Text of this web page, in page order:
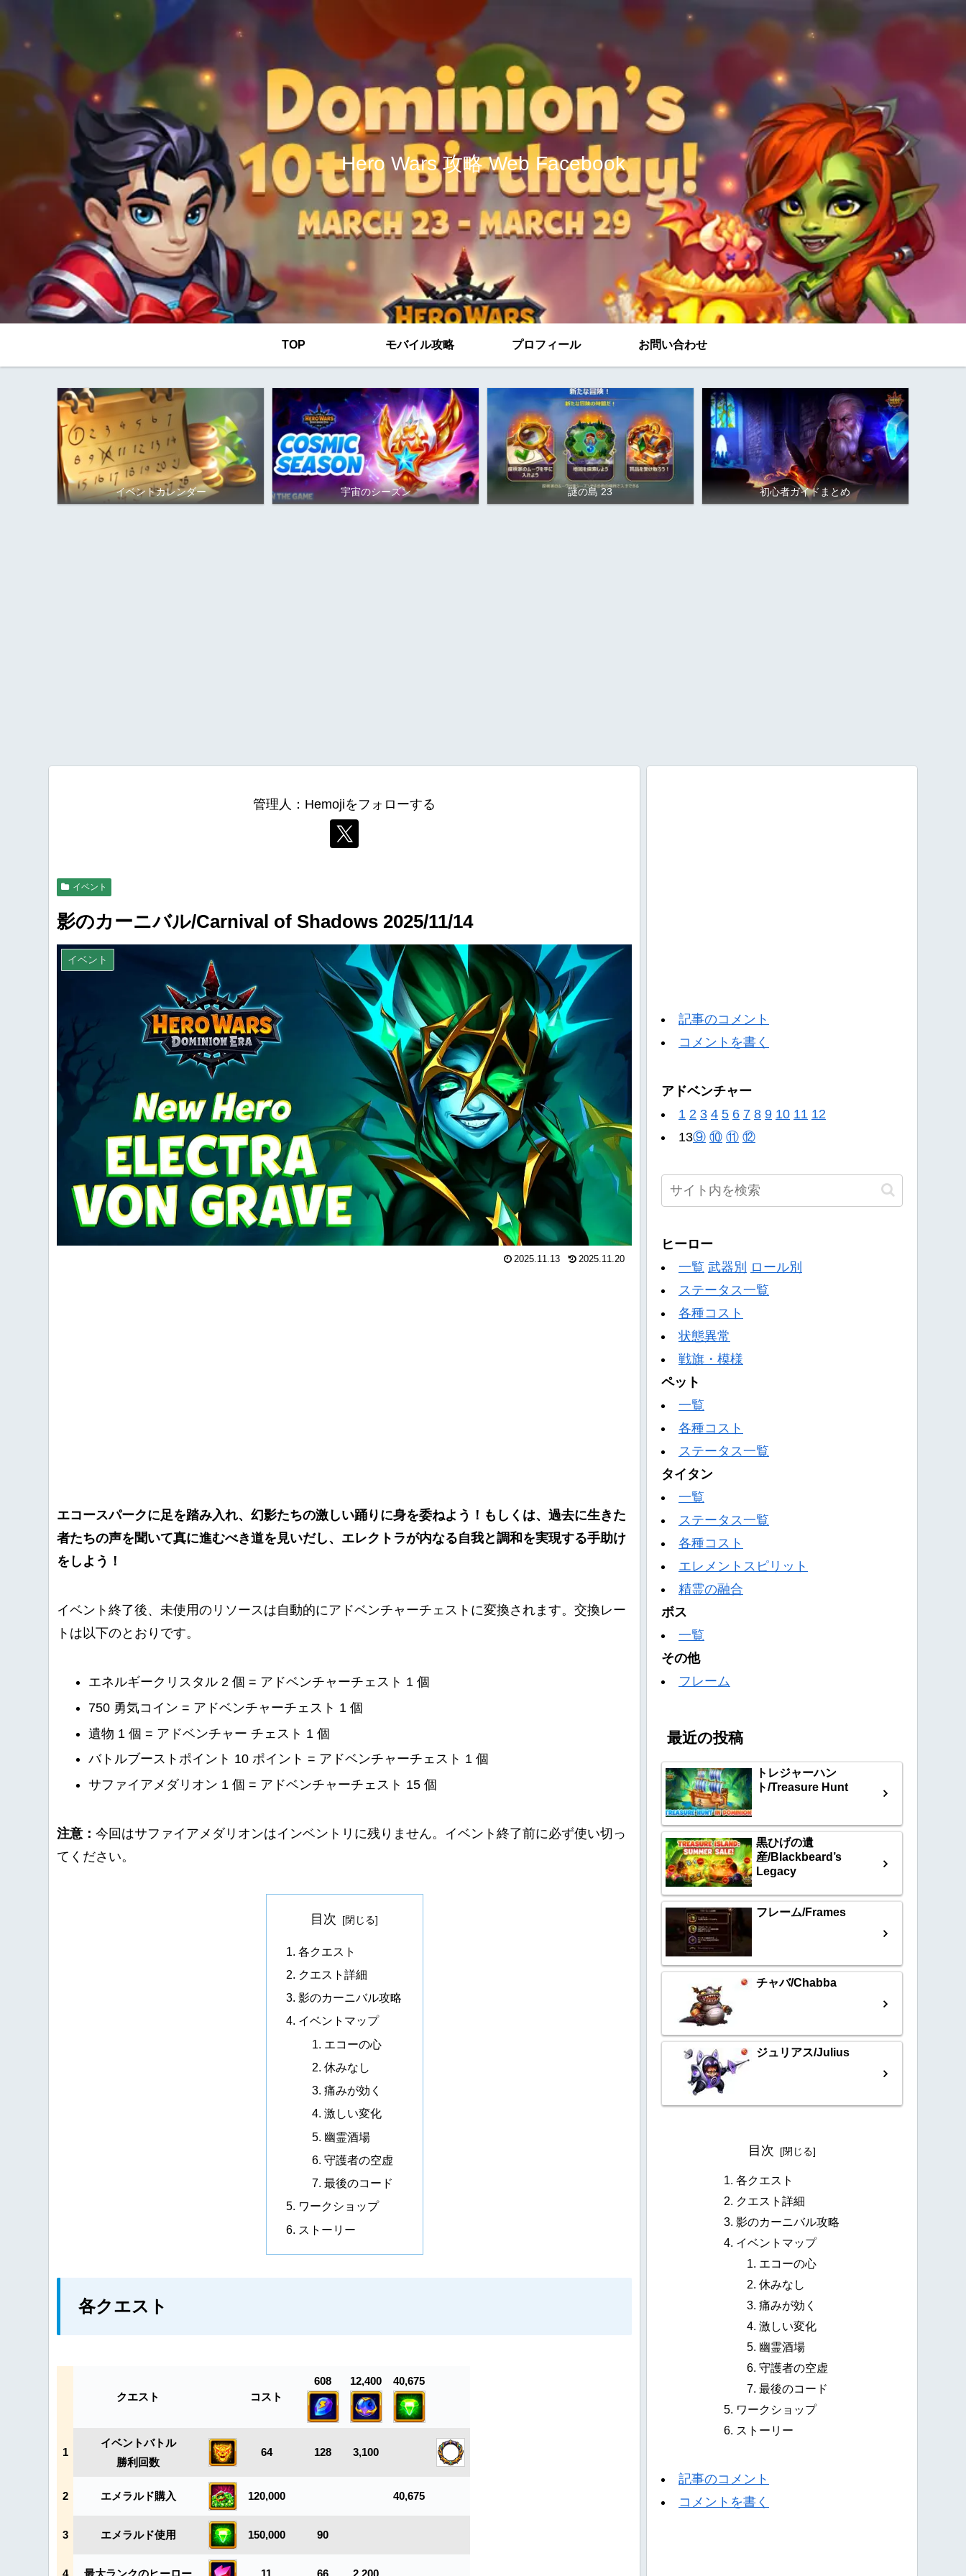
Hero Wars 攻略 Web Facebook
TOP モバイル攻略 プロフィール お問い合わせ
イベントカレンダー 宇宙のシーズン 謎の島 23 初心者ガイドまとめ
管理人：Hemojiをフォローする
イベント
影のカーニバル/Carnival of Shadows 2025/11/14
イベント
2025.11.13 2025.11.20
エコースパークに足を踏み入れ、幻影たちの激しい踊りに身を委ねよう！もしくは、過去に生きた
者たちの声を聞いて真に進むべき道を見いだし、エレクトラが内なる自我と調和を実現する手助け
をしよう！
イベント終了後、未使用のリソースは自動的にアドベンチャーチェストに変換されます。交換レー
トは以下のとおりです。
エネルギークリスタル 2 個 = アドベンチャーチェスト 1 個
750 勇気コイン = アドベンチャーチェスト 1 個
遺物 1 個 = アドベンチャー チェスト 1 個
バトルブーストポイント 10 ポイント = アドベンチャーチェスト 1 個
サファイアメダリオン 1 個 = アドベンチャーチェスト 15 個
注意： 今回はサファイアメダリオンはインベントリに残りません。イベント終了前に必ず使い切っ
てください。
目次
各クエスト
クエスト詳細
影のカーニバル攻略
イベントマップ
エコーの心
休みなし
痛みが効く
激しい変化
幽霊酒場
守護者の空虚
最後のコード
ワークショップ
ストーリー
各クエスト
クエスト コスト
608 12,400 40,675
1
イベントバトル
勝利回数
64 128 3,100
2 エメラルド購入 120,000 40,675
3 エメラルド使用 150,000 90
記事のコメント
コメントを書く
アドベンチャー
1 2 3 4 5 6 7 8 9 10 11 12
13⑨ ⑩ ⑪ ⑫
ヒーロー
一覧 武器別 ロール別
ステータス一覧
各種コスト
状態異常
戦旗・模様
ペット
一覧
各種コスト
ステータス一覧
タイタン
一覧
ステータス一覧
各種コスト
エレメントスピリット
精霊の融合
ボス
一覧
その他
フレーム
最近の投稿
トレジャーハン
ト/Treasure Hunt
黒ひげの遺
産/Blackbeard’s
Legacy
フレーム/Frames
チャバ/Chabba
ジュリアス/Julius
目次
各クエスト
クエスト詳細
影のカーニバル攻略
イベントマップ
エコーの心
休みなし
痛みが効く
激しい変化
幽霊酒場
守護者の空虚
最後のコード
ワークショップ
ストーリー
記事のコメント
コメントを書く